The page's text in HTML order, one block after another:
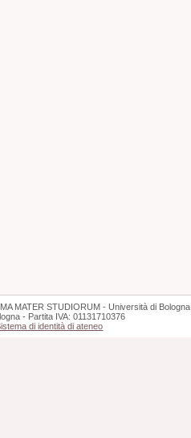
MATER STUDIORUM - Università di Bologna
- Partita IVA: 01131710376
di identità di ateneo